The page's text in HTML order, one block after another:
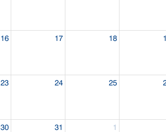
16 17 18
23 24 25
30 31 1